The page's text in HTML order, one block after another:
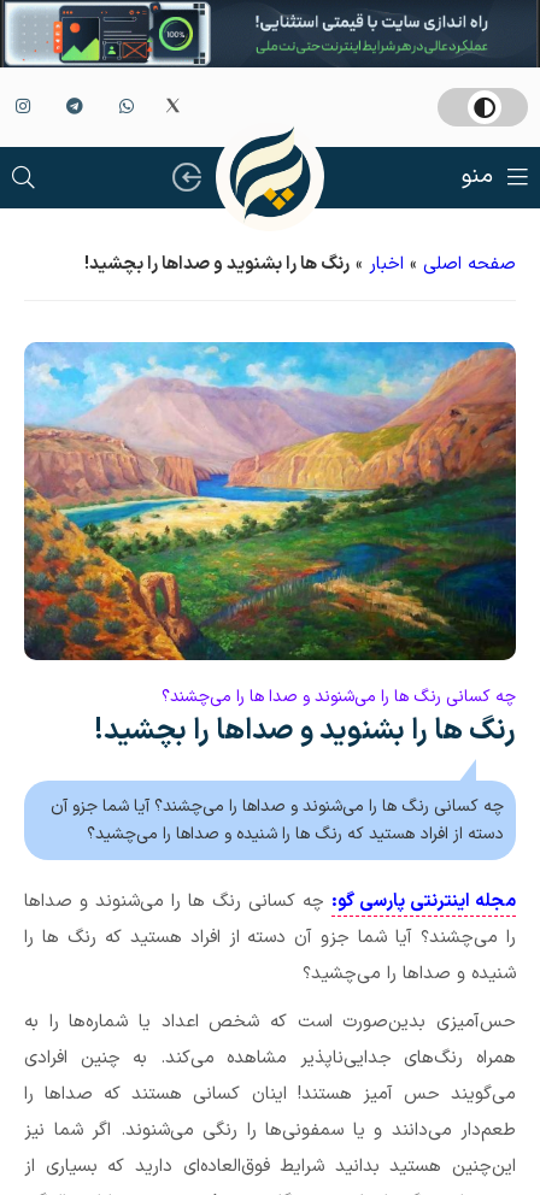
منو
صفحه اصلی » اخبار » رنگ ها را بشنوید و صداها را بچشید!
چه کسانی رنگ‌ ها را می‌شنوند و صدا ها را می‌چشند؟
رنگ ها را بشنوید و صداها را بچشید!
چه کسانی رنگ ها را می‌شنوند و صداها را می‌چشند؟ آیا شما جزو آن
دسته از افراد هستید که رنگ‌ ها را شنیده و صداها را می‌چشید؟
مجله اینترنتی پارسی گو: چه کسانی رنگ ها را می‌شنوند و صداها
را می‌چشند؟ آیا شما جزو آن دسته از افراد هستید که رنگ‌ ها را
شنیده و صداها را می‌چشید؟
حس‌آمیزی بدین‌صورت است که شخص اعداد یا شماره‌ها را به
همراه رنگ‌های جدایی‌ناپذیر مشاهده می‌کند. به چنین افرادی
می‌گویند حس آمیز هستند! اینان کسانی هستند که صداها را
طعم‌دار می‌دانند و یا سمفونی‌ها را رنگی می‌شنوند. اگر شما نیز
این‌چنین هستید بدانید شرایط فوق‌العاده‌ای دارید که بسیاری از